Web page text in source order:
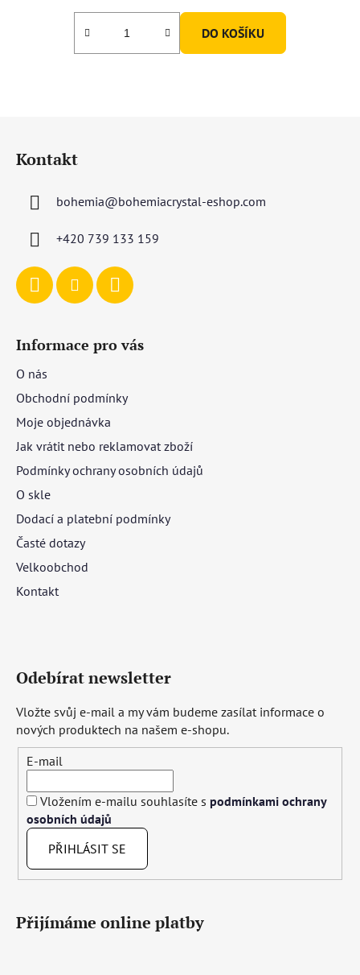
DO KOŠÍKU
Kontakt
bohemia@bohemiacrystal-eshop.com
+420 739 133 159
Informace pro vás
O nás
Obchodní podmínky
Moje objednávka
Jak vrátit nebo reklamovat zboží
Podmínky ochrany osobních údajů
O skle
Dodací a platební podmínky
Časté dotazy
Velkoobchod
Kontakt
Odebírat newsletter
Vložte svůj e-mail a my vám budeme zasílat informace o
nových produktech na našem e-shopu.
E-mail
Vložením e-mailu souhlasíte s podmínkami ochrany
osobních údajů
PŘIHLÁSIT SE
Přijímáme online platby